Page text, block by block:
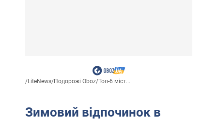
/LiteNews/Подорожі Oboz/Топ-6 міст...
Зимовий відпочинок в